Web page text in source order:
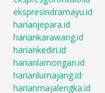
ekspresindramayu.id
harianjepara.id
hariankarawang.id
hariankediri.id
harianlamongan.id
harianlumajang.id
harianmajalengka.id